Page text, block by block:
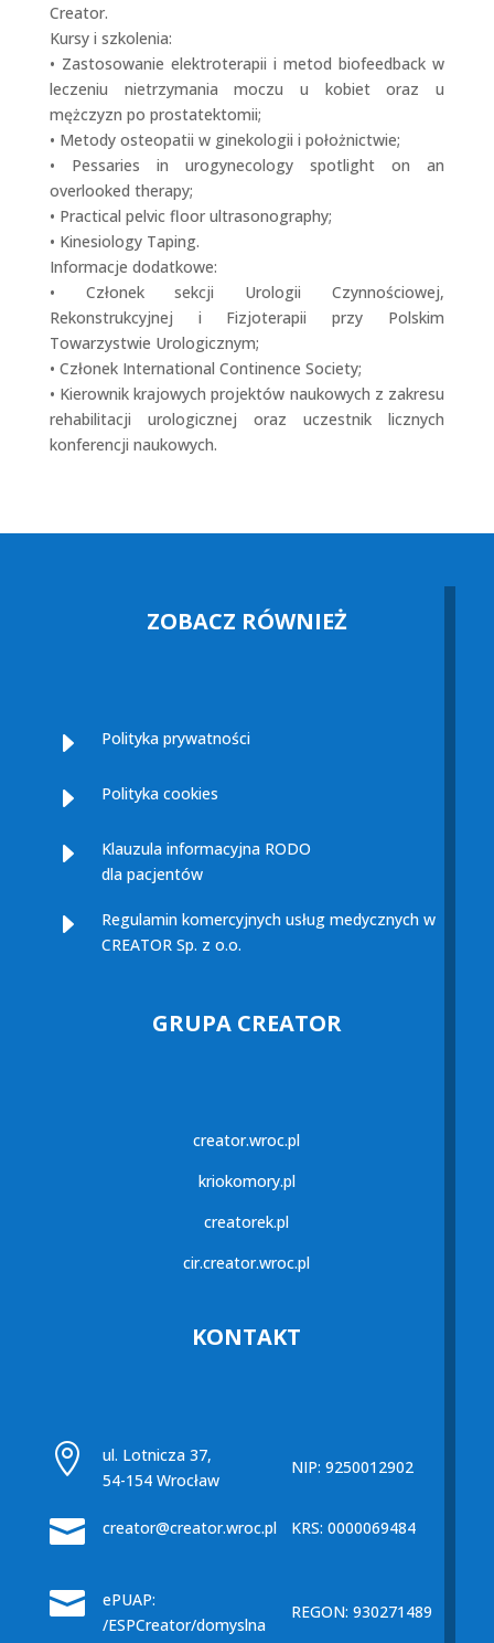
Creator.
Kursy i szkolenia:
• Zastosowanie elektroterapii i metod biofeedback w
leczeniu nietrzymania moczu u kobiet oraz u
mężczyzn po prostatektomii;
• Metody osteopatii w ginekologii i położnictwie;
• Pessaries in urogynecology spotlight on an
overlooked therapy;
• Practical pelvic floor ultrasonography;
• Kinesiology Taping.
Informacje dodatkowe:
• Członek sekcji Urologii Czynnościowej,
Rekonstrukcyjnej i Fizjoterapii przy Polskim
Towarzystwie Urologicznym;
• Członek International Continence Society;
• Kierownik krajowych projektów naukowych z zakresu
rehabilitacji urologicznej oraz uczestnik licznych
konferencji naukowych.
ZOBACZ RÓWNIEŻ
E Polityka prywatności
E Polityka cookies
E
Klauzula informacyjna RODO
dla pacjentów
E
Regulamin komercyjnych usług medycznych w
CREATOR Sp. z o.o.
GRUPA CREATOR
creator.wroc.pl
kriokomory.pl
creatorek.pl
cir.creator.wroc.pl
KONTAKT

ul. Lotnicza 37,
54-154 Wrocław
NIP: 9250012902
 creator@creator.wroc.pl KRS: 0000069484

ePUAP:
/ESPCreator/domyslna
REGON: 930271489